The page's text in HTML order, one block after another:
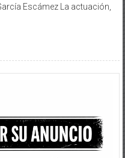
Escámez La actuación,